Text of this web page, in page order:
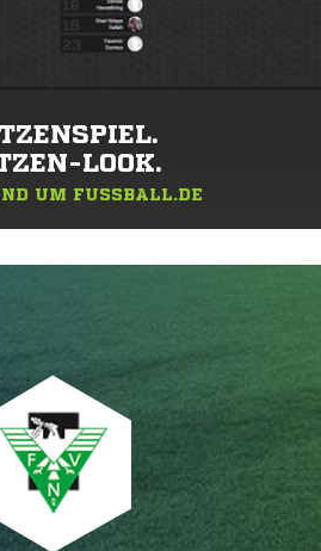
LOOK.
UM FUSSBALL.DE